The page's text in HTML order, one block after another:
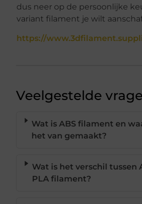
dus neer op de persoonlijke
variant filament je wilt
https://
Veelgestelde
Wat is ABS filament en
het van gemaakt?
Wat is het verschil tussen
PLA filament?